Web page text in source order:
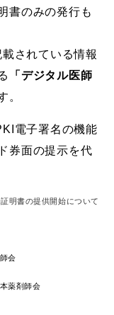
書のみの発行も
されている情報
「デジタル医師
。
電子署名の機能
券面の提示を代
明書の提供開始について
会
薬剤師会